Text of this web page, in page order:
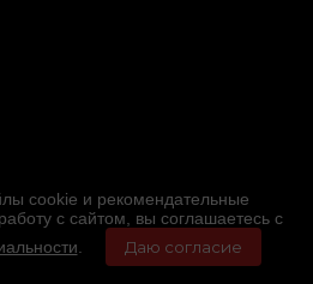
cookie и рекомендательные
с сайтом, вы соглашаетесь с
Даю согласие